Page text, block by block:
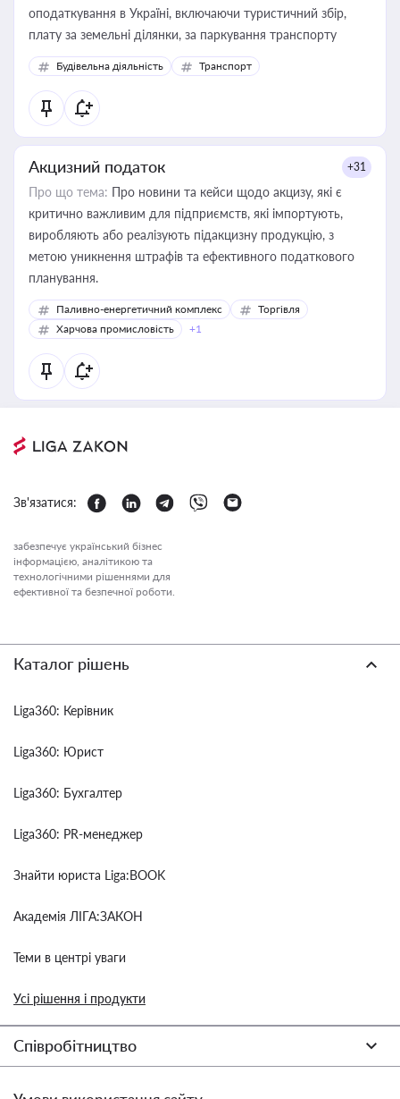
оподаткування в Україні, включаючи туристичний збір,
плату за земельні ділянки, за паркування транспорту
Будівельна діяльність Транспорт
Акцизний податок +31
Про що тема: Про новини та кейси щодо акцизу, які є
критично важливим для підприємств, які імпортують,
виробляють або реалізують підакцизну продукцію, з
метою уникнення штрафів та ефективного податкового
планування.
Паливно-енергетичний комплекс
Торгівля
Харчова промисловість
+1
Зв'язатися:
забезпечує український бізнес
інформацією, аналітикою та
технологічними рішеннями для
ефективної та безпечної роботи.
Каталог рішень
Liga360: Керівник
Liga360: Юрист
Liga360: Бухгалтер
Liga360: PR-менеджер
Знайти юриста Liga:BOOK
Академія ЛІГА:ЗАКОН
Теми в центрі уваги
Усі рішення і продукти
Співробітництво